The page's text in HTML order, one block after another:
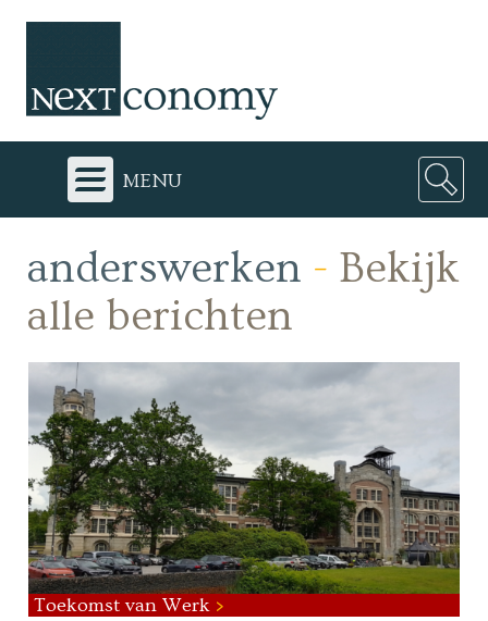
menu
anderswerken - Bekijk
alle berichten
Toekomst van Werk